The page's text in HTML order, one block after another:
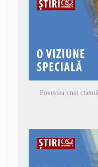
Povestea unei